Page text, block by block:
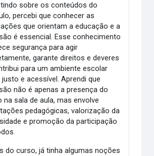
sobre os conteúdos do
percebi que conhecer as
que orientam a educação e a
é essencial. Esse conhecimento
segurança para agir
garante direitos e deveres
para um ambiente escolar
e acessível. Aprendi que
não é apenas a presença do
na sala de aula, mas envolve
pedagógicas, valorização da
e promoção da participação
do curso, já tinha algumas noções